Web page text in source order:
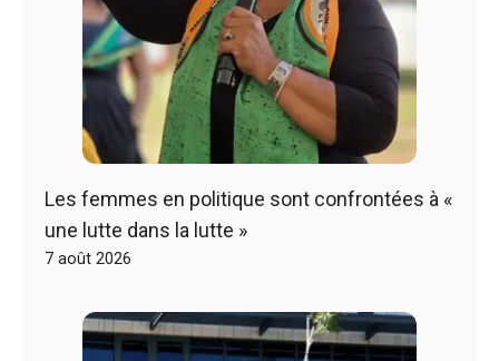
Les femmes en politique sont confrontées à «
une lutte dans la lutte »
7 août 2026